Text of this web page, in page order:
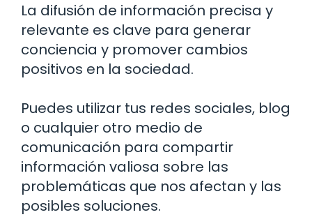
La difusión de información precisa y
relevante es clave para generar
conciencia y promover cambios
positivos en la sociedad.
Puedes utilizar tus redes sociales, blog
o cualquier otro medio de
comunicación para compartir
información valiosa sobre las
problemáticas que nos afectan y las
posibles soluciones.